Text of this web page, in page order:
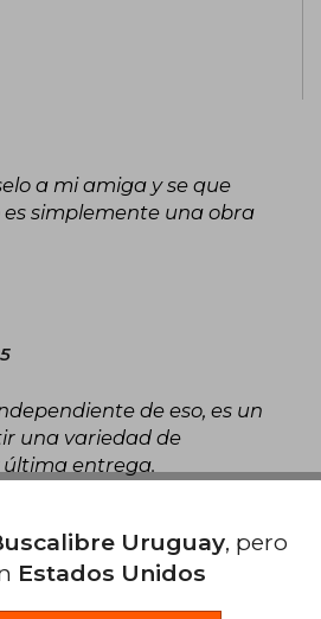
a mi amiga y se que
es simplemente una obra
de eso, es un
una variedad de
última entrega.
Uruguay, pero
Estados Unidos